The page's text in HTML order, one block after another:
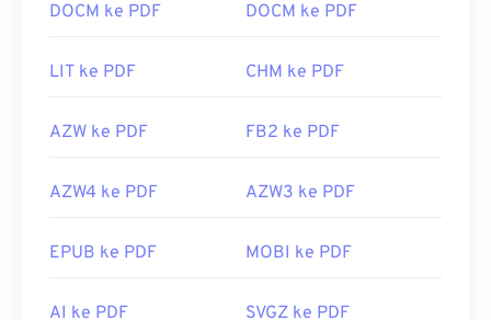
DOCM ke PDF DOCM ke PDF
LIT ke PDF CHM ke PDF
AZW ke PDF FB2 ke PDF
AZW4 ke PDF AZW3 ke PDF
EPUB ke PDF MOBI ke PDF
AI ke PDF SVGZ ke PDF